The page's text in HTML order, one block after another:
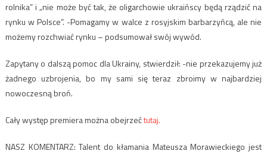
rolnika” i „nie może być tak, że oligarchowie ukraińscy będą rządzić na
rynku w Polsce”. -Pomagamy w walce z rosyjskim barbarzyńcą, ale nie
możemy rozchwiać rynku – podsumował swój wywód.
Zapytany o dalszą pomoc dla Ukrainy, stwierdził: -nie przekazujemy już
żadnego uzbrojenia, bo my sami się teraz zbroimy w najbardziej
nowoczesną broń.
Cały występ premiera można obejrzećtutaj.
NASZ KOMENTARZ: Talent do kłamania Mateusza Morawieckiego jest